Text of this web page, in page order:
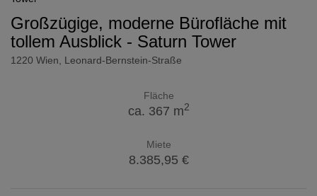
Großzügige, moderne Bürofläche mit
tollem Ausblick - Saturn Tower
1220 Wien , Leonard-Bernstein-Straße
Fläche
ca. 367 m2
Miete
8.385,95 €